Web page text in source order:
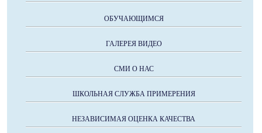
ОБУЧАЮЩИМСЯ
ГАЛЕРЕЯ ВИДЕО
СМИ О НАС
ШКОЛЬНАЯ СЛУЖБА ПРИМЕРЕНИЯ
НЕЗАВИСИМАЯ ОЦЕНКА КАЧЕСТВА